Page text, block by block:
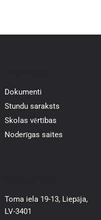
Dokumenti
Stundu saraksts
Skolas vērtības
Noderīgas saites
Toma iela 19-13, Liepāja,
LV-3401